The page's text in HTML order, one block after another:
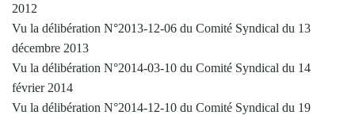
2012
Vu la délibération N°2013-12-06 du Comité Syndical du 13
décembre 2013
Vu la délibération N°2014-03-10 du Comité Syndical du 14
février 2014
Vu la délibération N°2014-12-10 du Comité Syndical du 19